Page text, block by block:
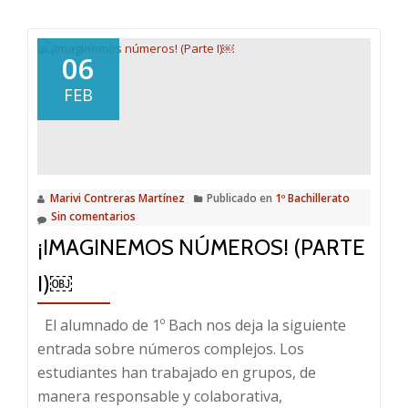
números!
06
FEB
Marivi Contreras Martínez Publicado en 1º Bachillerato
Sin comentarios
¡IMAGINEMOS NÚMEROS! (PARTE
I)￼
El alumnado de 1º Bach nos deja la siguiente
entrada sobre números complejos. Los
estudiantes han trabajado en grupos, de
manera responsable y colaborativa,